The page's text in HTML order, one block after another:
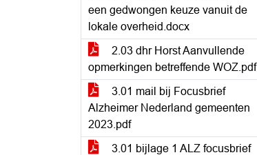
een gedwongen keuze vanuit de
lokale overheid.docx
2.03 dhr Horst Aanvullende
opmerkingen betreffende WOZ.pdf
3.01 mail bij Focusbrief
Alzheimer Nederland gemeenten
2023.pdf
3.01 bijlage 1 ALZ focusbrief